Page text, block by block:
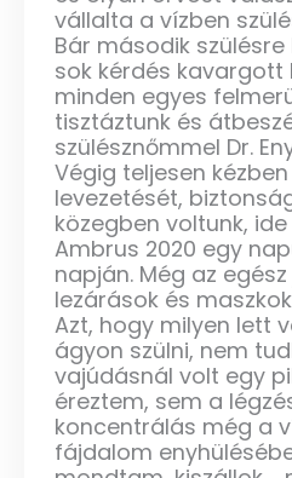
vállalta a vízben
Bár második
sok kérdés kavargott
minden egyes
tisztáztunk és
szülésznőmmel Dr.
Végig teljesen
levezetését,
közegben voltunk,
Ambrus 2020 egy
napján. Még az
lezárások és
Azt, hogy milyen lett
ágyon szülni, nem
vajúdásnál volt egy
éreztem, sem a
koncentrálás még a
fájdalom